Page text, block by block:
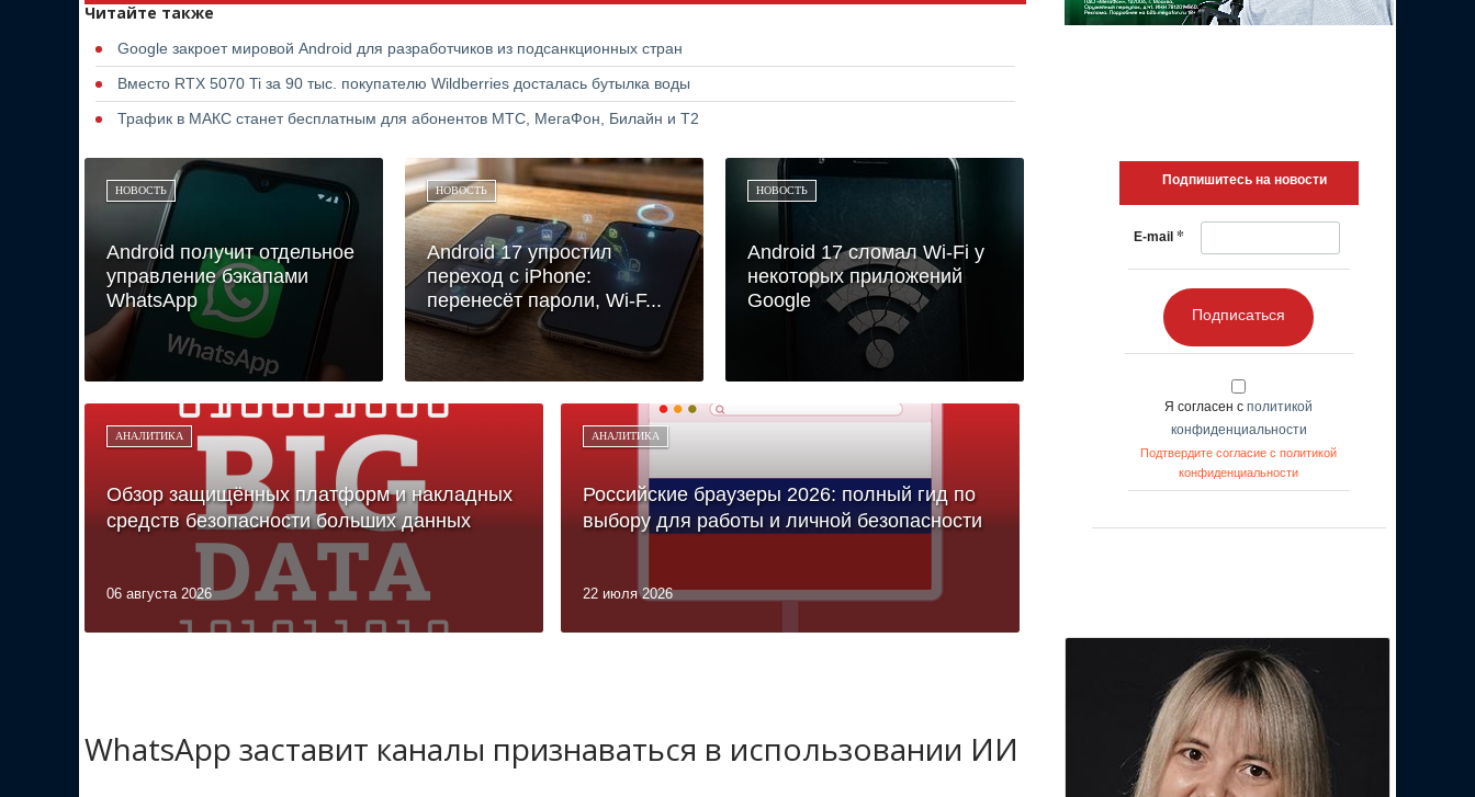
Читайте также
Google закроет мировой Android для разработчиков из подсанкционных стран
Вместо RTX 5070 Ti за 90 тыс. покупателю Wildberries досталась бутылка воды
Трафик в МАКС станет бесплатным для абонентов МТС, МегаФон, Билайн и Т2
НОВОСТЬ
Android получит отдельное
управление бэкапами
WhatsApp
НОВОСТЬ
Android 17 упростил
переход с iPhone:
перенесёт пароли, Wi-F...
НОВОСТЬ
Android 17 сломал Wi-Fi у
некоторых приложений
Google
АНАЛИТИКА
Обзор защищённых платформ и накладных
средств безопасности больших данных
06 августа 2026
АНАЛИТИКА
Российские браузеры 2026: полный гид по
выбору для работы и личной безопасности
22 июля 2026
WhatsApp заставит каналы признаваться в использовании ИИ
Подпишитесь на новости
E-mail *
Подписаться
Я согласен с политикой
конфиденциальности
Подтвердите согласие с политикой
конфиденциальности